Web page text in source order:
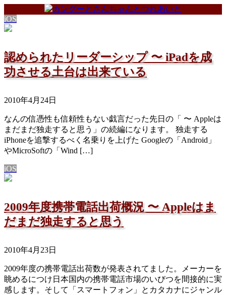
コンテンツへスキップ
ナビゲーションに移動
iOS
認められたリーダーシップ 〜 iPadを成
功させる土台は出来ている
2010年4月24日
なんの信憑性も信頼性もない戯言だった先日の「 〜 Appleは
まだまだ独走すると思う」の続編になります。 独走する
iPhoneを追撃するべく名乗りを上げた Googleの「Android」
やMicroSoftの「Wind […]
iOS
2009年度携帯電話出荷概況 〜 Appleはま
だまだ独走すると思う
2010年4月23日
2009年度の携帯電話出荷数が発表されてました。メーカーを
眺めるにつけ日本国内の携帯電話市場のいびつを間接的に実
感します。そして「スマートフォン」とカタカナにジャンル